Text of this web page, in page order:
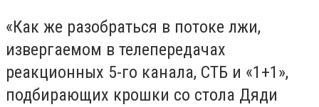
«Как же разобраться в потоке лжи,
извергаемом в телепередачах
реакционных 5-го канала, СТБ и «1+1»,
подбирающих крошки со стола Дяди